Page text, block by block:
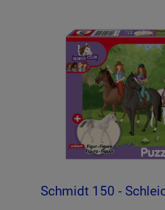
Schmidt 150 -